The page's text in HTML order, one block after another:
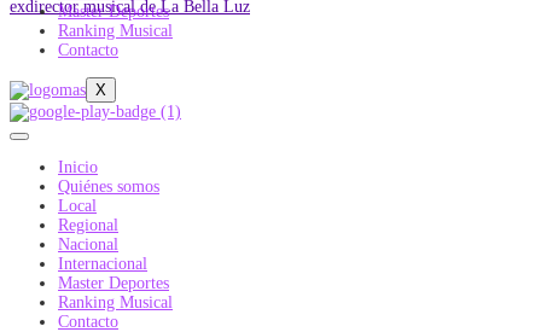
exdirector musical de La Bella Luz
Master Deportes
Ranking Musical
Contacto
X
Inicio
Quiénes somos
Local
Regional
Nacional
Internacional
Master Deportes
Ranking Musical
Contacto